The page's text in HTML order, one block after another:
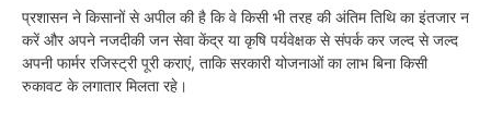
प्रशासन ने किसानों से अपील की है कि वे किसी भी तरह की अंतिम तिथि का इंतजार न
करें और अपने नजदीकी जन सेवा केंद्र या कृषि पर्यवेक्षक से संपर्क कर जल्द से जल्द
अपनी फार्मर रजिस्ट्री पूरी कराएं, ताकि सरकारी योजनाओं का लाभ बिना किसी
रुकावट के लगातार मिलता रहे।